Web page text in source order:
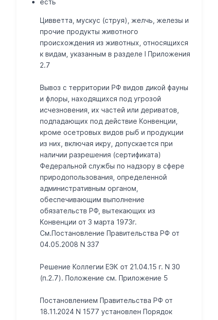
Цивветта, мускус (струя), желчь, железы и
прочие продукты животного
происхождения из животных, относящихся
к видам, указанным в разделе I Приложения
2.7
Вывоз с территории РФ видов дикой фауны
и флоры, находящихся под угрозой
исчезновения, их частей или дериватов,
подпадающих под действие Конвенции,
кроме осетровых видов рыб и продукции
из них, включая икру, допускается при
наличии разрешения (сертификата)
Федеральной службы по надзору в сфере
природопользования, определенной
административным органом,
обеспечивающим выполнение
обязательств РФ, вытекающих из
Конвенции от 3 марта 1973г.
См.Постановление Правительства РФ от
04.05.2008 N 337
Решение Коллегии ЕЭК от 21.04.15 г. N 30
(п.2.7). Положение см. Приложение 5
Постановлением Правительства РФ от
18.11.2024 N 1577 установлен Порядок